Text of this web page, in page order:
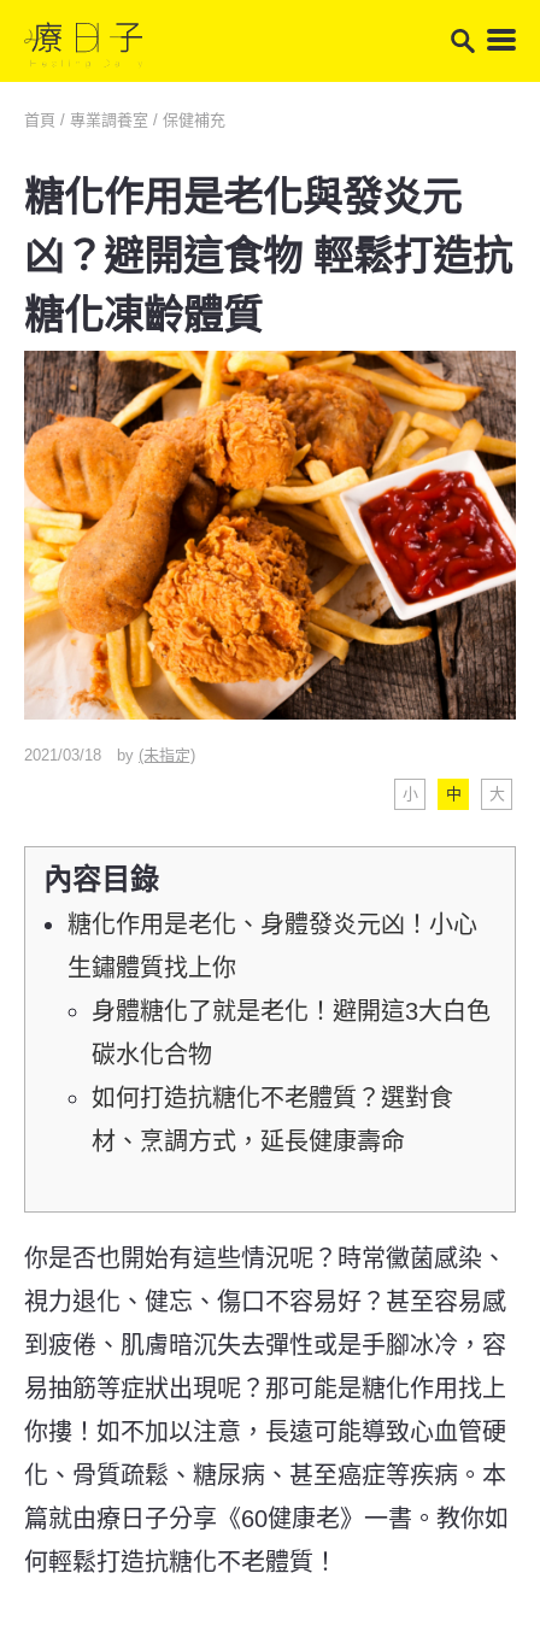
首頁 / 專業調養室 / 保健補充
糖化作用是老化與發炎元
凶？避開這食物 輕鬆打造抗
糖化凍齡體質
2021/03/18 by (未指定)
小 中 大
內容目錄
糖化作用是老化、身體發炎元凶！小心
生鏽體質找上你
身體糖化了就是老化！避開這3大白色
碳水化合物
如何打造抗糖化不老體質？選對食
材、烹調方式，延長健康壽命
你是否也開始有這些情況呢？時常黴菌感染、
視力退化、健忘、傷口不容易好？甚至容易感
到疲倦、肌膚暗沉失去彈性或是手腳冰冷，容
易抽筋等症狀出現呢？那可能是糖化作用找上
你摟！如不加以注意，長遠可能導致心血管硬
化、骨質疏鬆、糖尿病、甚至癌症等疾病。本
篇就由療日子分享《60健康老》一書。教你如
何輕鬆打造抗糖化不老體質！